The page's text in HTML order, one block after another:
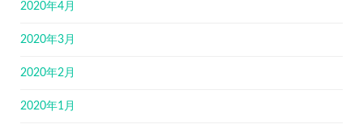
2020年4月
2020年3月
2020年2月
2020年1月